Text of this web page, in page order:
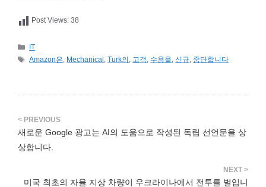
Post Views: 38
카
테
IT
태
Amazon은, Mechanical ,Turk의 , 고객, 수용을,신규, 중단합니다
새로운 Google 광고는 AI의 도움으로 작성된 독립 선언문을 상
상합니다.
미국 최초의 자율 지상 차량이 우크라이나에서 전투를 벌입니